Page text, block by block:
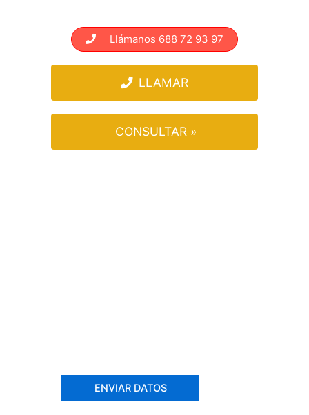
Llámanos 688 72 93 97
LLAMAR
CONSULTAR »